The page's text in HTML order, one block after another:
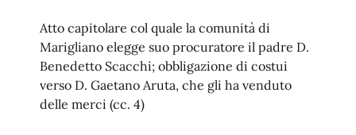
Atto capitolare col quale la comunità di
Marigliano elegge suo procuratore il padre D.
Benedetto Scacchi; obbligazione di costui
verso D. Gaetano Aruta, che gli ha venduto
delle merci (cc. 4)